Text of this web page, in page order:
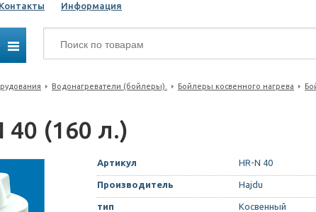
Контакты Информация
Водонагреватели (бойлеры). Бойлеры косвенного нагрева
40 (160 л.)
Артикул HR-N 40
Производитель Hajdu
тип Косвенный